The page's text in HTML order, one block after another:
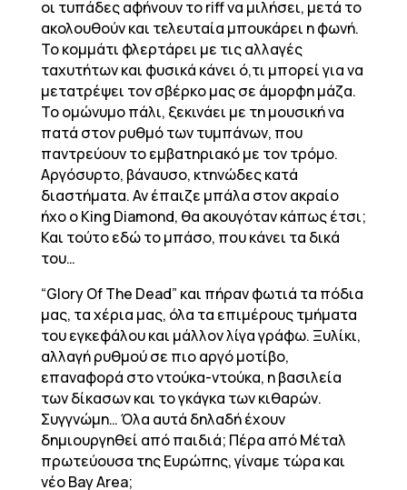
οι τυπάδες αφήνουν το riff να μιλήσει, μετά το
ακολουθούν και τελευταία μπουκάρει η φωνή.
Το κομμάτι φλερτάρει με τις αλλαγές
ταχυτήτων και φυσικά κάνει ό,τι μπορεί για να
μετατρέψει τον σβέρκο μας σε άμορφη μάζα.
Το ομώνυμο πάλι, ξεκινάει με τη μουσική να
πατά στον ρυθμό των τυμπάνων, που
παντρεύουν το εμβατηριακό με τον τρόμο.
Αργόσυρτο, βάναυσο, κτηνώδες κατά
διαστήματα. Αν έπαιζε μπάλα στον ακραίο
ήχο ο King Diamond, θα ακουγόταν κάπως έτσι;
Και τούτο εδώ το μπάσο, που κάνει τα δικά
του…
“Glory Of The Dead” και πήραν φωτιά τα πόδια
μας, τα χέρια μας, όλα τα επιμέρους τμήματα
του εγκεφάλου και μάλλον λίγα γράφω. Ξυλίκι,
αλλαγή ρυθμού σε πιο αργό μοτίβο,
επαναφορά στο ντούκα-ντούκα, η βασιλεία
των δίκασων και το γκάγκα των κιθαρών.
Συγγνώμη… Όλα αυτά δηλαδή έχουν
δημιουργηθεί από παιδιά; Πέρα από Μέταλ
πρωτεύουσα της Ευρώπης, γίναμε τώρα και
νέο Bay Area;